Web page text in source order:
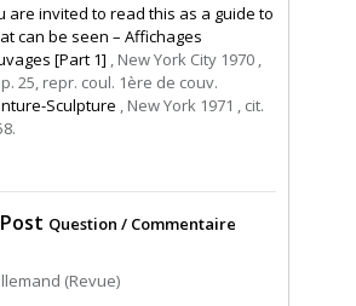
are invited to read this as a guide to
can be seen – Affichages
[Part 1] , New York City 1970 ,
p. 25, repr. coul. 1ère de couv.
Sculpture , New York 1971 , cit.
Question / Commentaire
(Revue)